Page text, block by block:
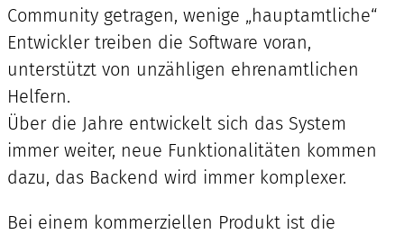
Community getragen, wenige „hauptamtliche“
Entwickler treiben die Software voran,
unterstützt von unzähligen ehrenamtlichen
Helfern.
Über die Jahre entwickelt sich das System
immer weiter, neue Funktionalitäten kommen
dazu, das Backend wird immer komplexer.
Bei einem kommerziellen Produkt ist die